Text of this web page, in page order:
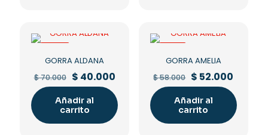
GORRA ALDANA
$70.000 Original
price
was:
$ 70.000.
$ 40.000Current
is:
$ 40.000.
Añadir al
carrito
GORRA AMELIA
$58.000 Original
price
was:
$ 58.000.
$ 52.000
is:
$
Añadir al
carrito